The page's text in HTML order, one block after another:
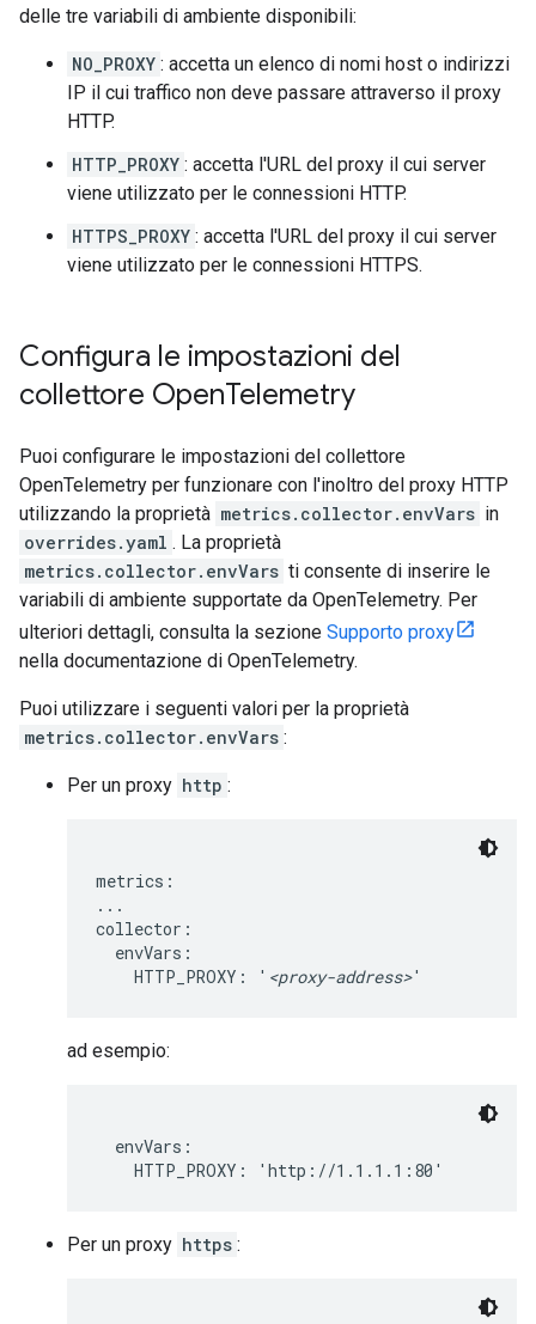
delle tre variabili di ambiente disponibili:
NO_PROXY : accetta un elenco di nomi host o indirizzi
IP il cui traffico non deve passare attraverso il proxy
HTTP.
HTTP_PROXY : accetta l'URL del proxy il cui server
viene utilizzato per le connessioni HTTP.
HTTPS_PROXY : accetta l'URL del proxy il cui server
viene utilizzato per le connessioni HTTPS.
Configura le impostazioni del
collettore OpenTelemetry
Puoi configurare le impostazioni del collettore
OpenTelemetry per funzionare con l'inoltro del proxy HTTP
utilizzando la proprietà metrics.collector.envVars in
overrides.yaml . La proprietà
metrics.collector.envVars ti consente di inserire le
variabili di ambiente supportate da OpenTelemetry. Per
ulteriori dettagli, consulta la sezione Supporto proxy
nella documentazione di OpenTelemetry.
Puoi utilizzare i seguenti valori per la proprietà
metrics.collector.envVars :
Per un proxy http :
metrics:
...
collector:
  envVars:
    HTTP_PROXY: '
<proxy-address>'
ad esempio:
  envVars:
    HTTP_PROXY: 'http://1.1.1.1:80'
Per un proxy https :